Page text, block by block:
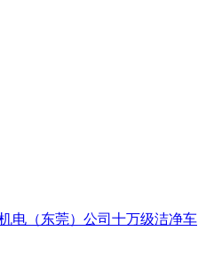
电（东莞）公司十万级洁净车